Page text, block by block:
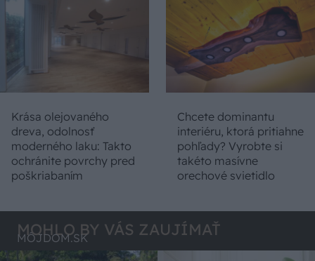
Krása olejovaného
dreva, odolnosť
moderného laku: Takto
ochránite povrchy pred
poškriabaním
Chcete dominantu
interiéru, ktorá pritiahne
pohľady? Vyrobte si
takéto masívne
orechové svietidlo
MOHLO BY VÁS ZAUJÍMAŤ
MÔJDOM.SK